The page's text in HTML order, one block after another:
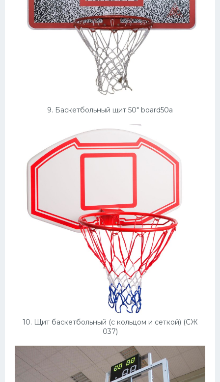
9. Баскетбольный щит 50″ board50a
10. Щит баскетбольный (с кольцом и сеткой) (СЖ
037)